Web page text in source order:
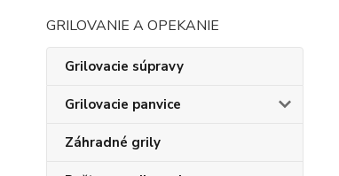
GRILOVANIE A OPEKANIE
Grilovacie súpravy
Grilovacie panvice
Záhradné grily